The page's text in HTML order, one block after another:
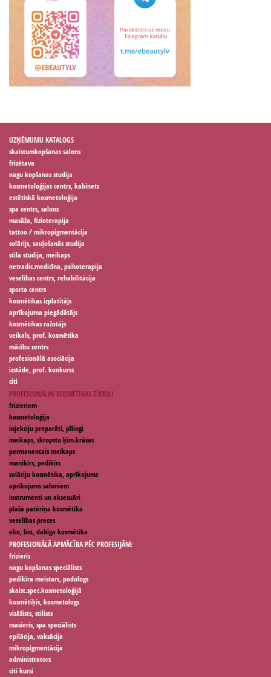
UZŅĒMUMU KATALOGS
skaistumkopšanas salons
frizētava
nagu kopšanas studija
kosmetoloģijas centrs, kabinets
estētiskā kosmetoloģija
spa centrs, salons
masāža, fizioterapija
tattoo / mikropigmentācija
solārijs, sauļošanās studija
stila studija, meikaps
netradic.medicīna, psihoterapija
veselības centrs, rehabilitācija
sporta centrs
kosmētikas izplatītājs
aprīkojuma piegādātājs
kosmētikas ražotājs
veikals, prof. kosmētika
mācību centrs
profesionālā asociācija
izstāde, prof. konkurss
citi
PROFESIONĀLAS KOSMĒTIKAS ZĪMOLI
frizieriem
kosmetoloģija
injekciju preparāti, pīlingi
meikaps, skropstu ķīm.krāsas
permanentais meikaps
manikīrs, pedikīrs
solāriju kosmētika, aprīkojums
aprīkojums saloniem
instrumenti un aksesuāri
plaša patēriņa kosmētika
veselības preces
eko, bio, dabīga kosmētika
PROFESIONĀLĀ APMĀCĪBA PĒC PROFESIJĀM:
frizieris
nagu kopšanas speciālists
pedikīra meistars, podologs
skaist.spec.kosmetoloģijā
kosmētiķis, kosmetologs
vizāžists, stilists
masieris, spa speciālists
epilācija, vaksācija
mikropigmentācija
administrators
citi kursi